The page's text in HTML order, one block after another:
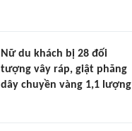
Nữ du khách bị 28 đối
tượng vây ráp, giật phăng
dây chuyền vàng 1,1 lượng